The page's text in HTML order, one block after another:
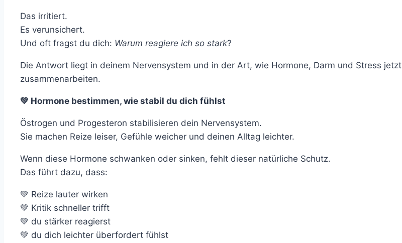
Das irritiert.
Es verunsichert.
Und oft fragst du dich: Warum reagiere ich so stark?
Die Antwort liegt in deinem Nervensystem und in der Art, wie Hormone, Darm und Stress jetzt
zusammenarbeiten.
💚 Hormone bestimmen, wie stabil du dich fühlst
Östrogen und Progesteron stabilisieren dein Nervensystem.
Sie machen Reize leiser, Gefühle weicher und deinen Alltag leichter.
Wenn diese Hormone schwanken oder sinken, fehlt dieser natürliche Schutz.
Das führt dazu, dass:
💚 Reize lauter wirken
💚 Kritik schneller trifft
💚 du stärker reagierst
💚 du dich leichter überfordert fühlst